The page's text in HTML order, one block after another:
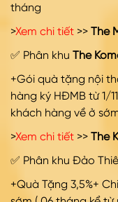
tháng
>Xem chi tiết >> The
✅ Phân khu The
+Gói quà tặng nội
hàng ký HĐMB từ 1/
khách hàng về ở
>Xem chi tiết >> The
✅ Phân khu Đảo
+Quà Tặng 3,5%+